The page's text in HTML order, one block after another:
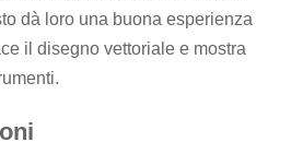
dà loro una buona esperienza
il disegno vettoriale e mostra